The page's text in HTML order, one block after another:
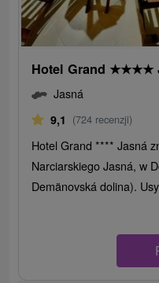
Hotel Grand ★★★★
Jasná
9,1 (724 recenzji)
Hotel Grand **** Jasná
Narciarskiego Jasná, w
Demänovská dolina).